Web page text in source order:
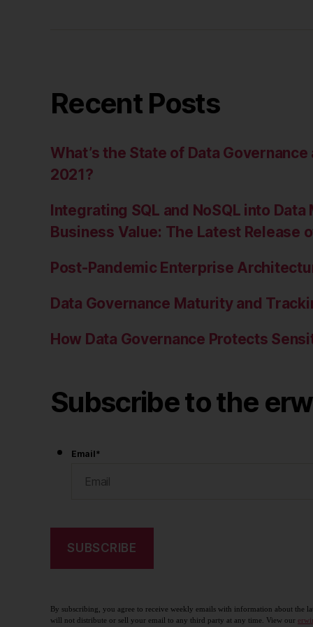
Recent Posts
What’s the State of Data
2021?
Integrating SQL and NoSQL into
Business Value: The Latest Release
Post-Pandemic Enterprise
Data Governance Maturity and
How Data Governance Protects
Subscribe to the
Email*
By subscribing, you agree to receive weekly emails with information about the
will not distribute or sell your email to any third party at any time. View our